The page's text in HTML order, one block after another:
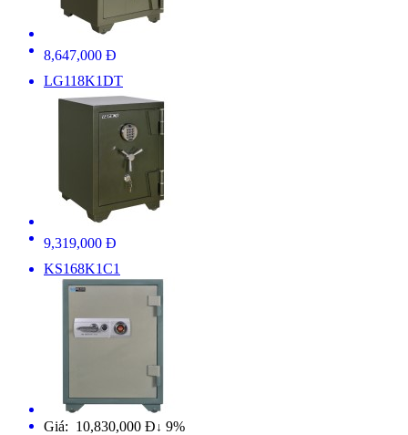
8,647,000 Đ
LG118K1DT
9,319,000 Đ
KS168K1C1
Giá: 10,830,000 Đ ↓ 9%